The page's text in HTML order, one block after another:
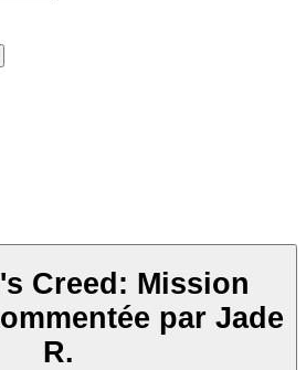
Creed: Mission
par Jade
R.